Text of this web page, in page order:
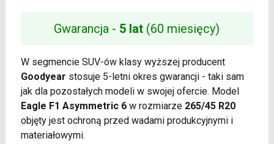
Gwarancja - 5 lat (60 miesięcy)
W segmencie SUV-ów klasy wyższej producent
Goodyear stosuje 5-letni okres gwarancji - taki sam
jak dla pozostałych modeli w swojej ofercie. Model
Eagle F1 Asymmetric 6w rozmiarze 265/45 R20
objęty jest ochroną przed wadami produkcyjnymi i
materiałowymi.